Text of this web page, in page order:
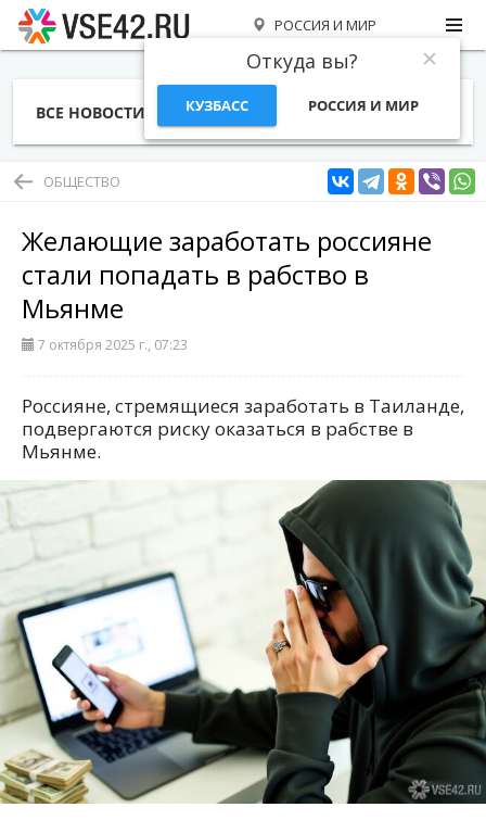
РОССИЯ И МИР
Откуда вы?
КУЗБАСС РОССИЯ И МИР
ВСЕ НОВОСТИ СТАТЬИ ТЕМЫ ФОТО
ОБЩЕСТВО
Желающие заработать россияне
стали попадать в рабство в
Мьянме
7 октября 2025 г., 07:23
Россияне, стремящиеся заработать в Таиланде,
подвергаются риску оказаться в рабстве в
Мьянме.